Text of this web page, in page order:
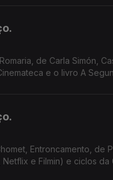
de Carla Simón,
e o livro A
Entroncamento, de
e Filmin) e ciclos da